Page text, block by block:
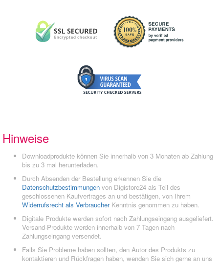
Hinweise
Downloadprodukte können Sie innerhalb von 3 Monaten ab Zahlung
bis zu 3 mal herunterladen.
Durch Absenden der Bestellung erkennen Sie die
Datenschutzbestimmungen von Digistore24 als Teil des
geschlossenen Kaufvertrages an und bestätigen, von Ihrem
Widerrufsrecht als VerbraucherKenntnis genommen zu haben.
Digitale Produkte werden sofort nach Zahlungseingang ausgeliefert.
Versand-Produkte werden innerhalb von 7 Tagen nach
Zahlungseingang versendet.
Falls Sie Probleme haben sollten, den Autor des Produkts zu
kontaktieren und Rückfragen haben, wenden Sie sich gerne an uns